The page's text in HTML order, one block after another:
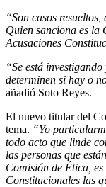
“Son casos
Quien sanciona es la
Acusaciones
“Se está
determinen si hay o
añadió Soto Reyes.
El nuevo titular del
tema. “Yo
todo acto que linde
las personas que
Comisión de Ética,
Constitucionales las